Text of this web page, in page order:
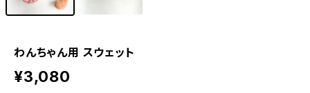
わんちゃん用 スウェット
¥3,080